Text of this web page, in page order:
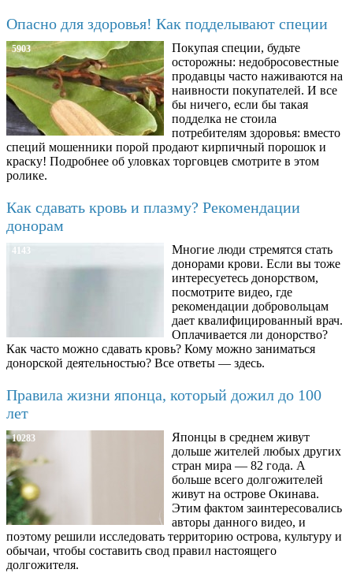
Опасно для здоровья! Как подделывают специи
5903
Покупая специи, будьте
осторожны: недобросовестные
продавцы часто наживаются на
наивности покупателей. И все
бы ничего, если бы такая
подделка не стоила
потребителям здоровья: вместо
специй мошенники порой продают кирпичный порошок и
краску! Подробнее об уловках торговцев смотрите в этом
ролике.
Как сдавать кровь и плазму? Рекомендации
донорам
4143
Многие люди стремятся стать
донорами крови. Если вы тоже
интересуетесь донорством,
посмотрите видео, где
рекомендации добровольцам
дает квалифицированный врач.
Оплачивается ли донорство?
Как часто можно сдавать кровь? Кому можно заниматься
донорской деятельностью? Все ответы — здесь.
Правила жизни японца, который дожил до 100
лет
10283
Японцы в среднем живут
дольше жителей любых других
стран мира — 82 года. А
больше всего долгожителей
живут на острове Окинава.
Этим фактом заинтересовались
авторы данного видео, и
поэтому решили исследовать территорию острова, культуру и
обычаи, чтобы составить свод правил настоящего
долгожителя.